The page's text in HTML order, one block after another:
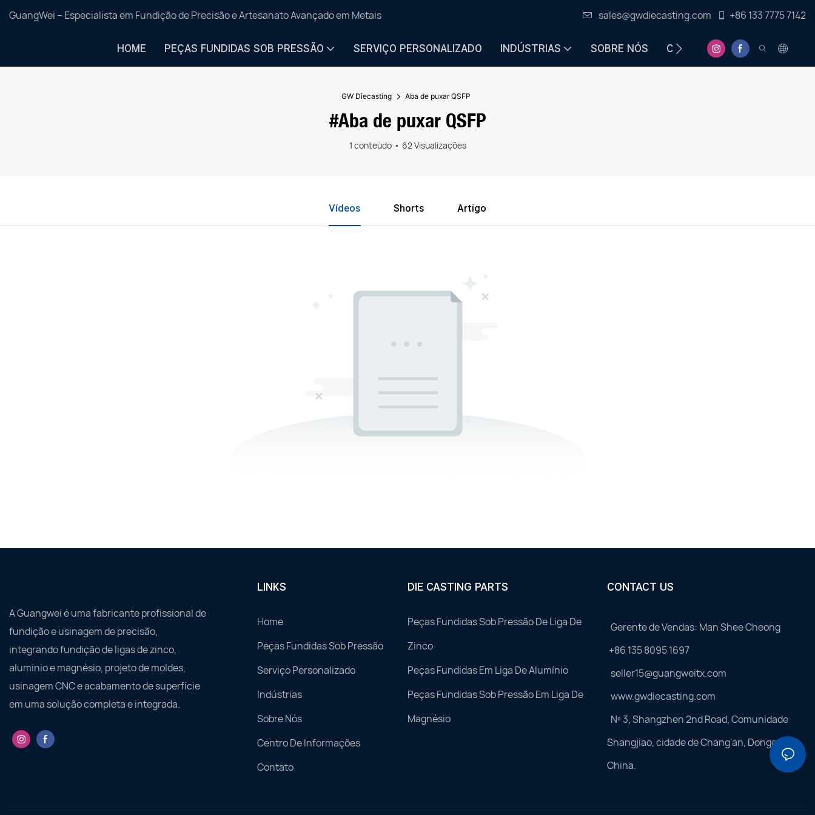
GuangWei – Especialista em Fundição de Precisão e Artesanato Avançado em Metais sales@gwdiecasting.com +86 133 7775 7142
HOME PEÇAS FUNDIDAS SOB PRESSÃO SERVIÇO PERSONALIZADO INDÚSTRIAS SOBRE NÓS CENTRO DE INFORMAÇÕES
GW Diecasting Aba de puxar QSFP
#Aba de puxar QSFP
1 conteúdo 62 Visualizações
Vídeos Shorts Artigo
A Guangwei é uma fabricante profissional de
fundição e usinagem de precisão,
integrando fundição de ligas de zinco,
alumínio e magnésio, projeto de moldes,
usinagem CNC e acabamento de superfície
em uma solução completa e integrada.
LINKS
Home
Peças Fundidas Sob Pressão
Serviço Personalizado
Indústrias
Sobre Nós
Centro De Informações
Contato
DIE CASTING PARTS
Peças Fundidas Sob Pressão De Liga De
Zinco
Peças Fundidas Em Liga De Alumínio
Peças Fundidas Sob Pressão Em Liga De
Magnésio
CONTACT US
Gerente de Vendas: Man Shee Cheong
+86 135 8095 1697
seller15@guangweitx.com
www.gwdiecasting.com
Nº 3, Shangzhen 2nd Road, Comunidade
Shangjiao, cidade de Chang'an, Dongguan,
China.